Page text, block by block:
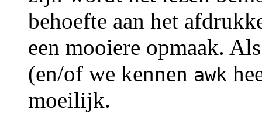
behoefte aan het
een mooiere opmaak.
(en/of we kennen awk
moeilijk.